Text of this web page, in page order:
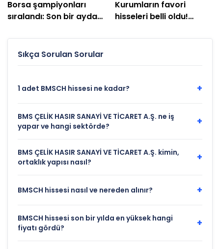
Borsa şampiyonları
sıralandı: Son bir ayda
Kurumların favori
hisseleri belli oldu!
bekleniyor
Sıkça Sorulan Sorular
1 adet BMSCH hissesi ne kadar? +
BMS ÇELİK HASIR SANAYİ VE TİCARET A.Ş. ne iş
yapar ve hangi sektörde?
+
BMS ÇELİK HASIR SANAYİ VE TİCARET A.Ş. kimin,
ortaklık yapısı nasıl?
+
BMSCH hissesi nasıl ve nereden alınır? +
BMSCH hissesi son bir yılda en yüksek hangi
fiyatı gördü?
+